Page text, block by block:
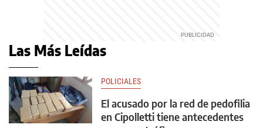
Las Más Leídas
POLICIALES
El acusado por la red de pedofilia
en Cipolletti tiene antecedentes